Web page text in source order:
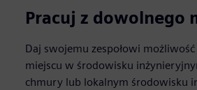
Pracuj z dowolnego
Daj swojemu zespołowi
miejscu w środowisku
chmury lub lokalnym środowisku